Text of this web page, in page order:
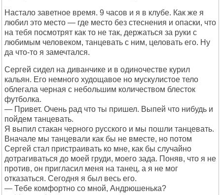
Настало заветное время. 9 часов и я в клубе. Как же я
любил это место — где место без стеснения и опаски, что
на тебя посмотрят как то не так, держаться за руки с
любимым человеком, танцевать с ним, целовать его. Ну
да что-то я замечтался.
Сергей сидел на диванчике и в одиночестве курил
кальян. Его немного худощавое но мускулистое тело
облегала черная с небольшим количеством блесток
футболка.
— Привет. Очень рад что ты пришел. Выпей что нибудь и
пойдем танцевать.
Я выпил стакан черного русского и мы пошли танцевать.
Вначале мы танцевали как бы не вместе, но потом
Сергей стал пристраивать ко мне, как бы случайно
дотрагиваться до моей груди, моего зада. Поняв, что я не
против, он пригласил меня на танец, а я не мог
отказаться. Сегодня я был весь его.
— Тебе комфортно со мной, Андрюшенька?